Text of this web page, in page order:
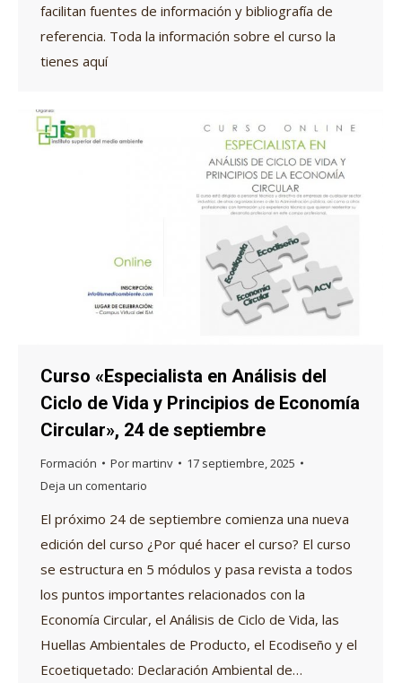
facilitan fuentes de información y bibliografía de
referencia. Toda la información sobre el curso la
tienes aquí
Curso «Especialista en Análisis del
Ciclo de Vida y Principios de Economía
Circular», 24 de septiembre
Formación Pormartinv
17 septiembre, 2025
Deja un comentario
El próximo 24 de septiembre comienza una nueva
edición del curso ¿Por qué hacer el curso? El curso
se estructura en 5 módulos y pasa revista a todos
los puntos importantes relacionados con la
Economía Circular, el Análisis de Ciclo de Vida, las
Huellas Ambientales de Producto, el Ecodiseño y el
Ecoetiquetado: Declaración Ambiental de…